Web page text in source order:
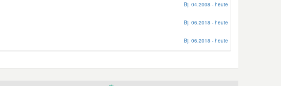
Bj. 04.2008 - heute
Bj. 06.2018 - heute
Bj. 06.2018 - heute